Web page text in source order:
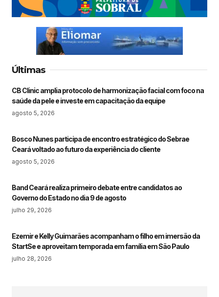
Últimas
CB Clinic amplia protocolo de harmonização facial com foco na
saúde da pele e investe em capacitação da equipe
agosto 5, 2026
Bosco Nunes participa de encontro estratégico do Sebrae
Ceará voltado ao futuro da experiência do cliente
agosto 5, 2026
Band Ceará realiza primeiro debate entre candidatos ao
Governo do Estado no dia 9 de agosto
julho 29, 2026
Ezemir e Kelly Guimarães acompanham o filho em imersão da
StartSe e aproveitam temporada em família em São Paulo
julho 28, 2026